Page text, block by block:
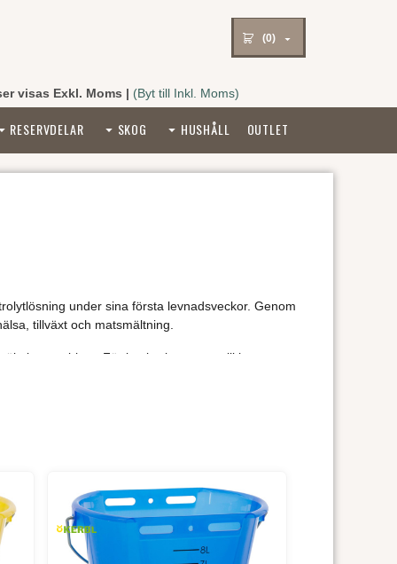
(0)
visas Exkl. Moms | (Byt till Inkl. Moms)
RESERVDELAR SKOG HUSHÅLL OUTLET
under sina första levnadsveckor. Genom
tillväxt och matsmältning.
För lantbrukare som vill ha en
för simultan utfodring.